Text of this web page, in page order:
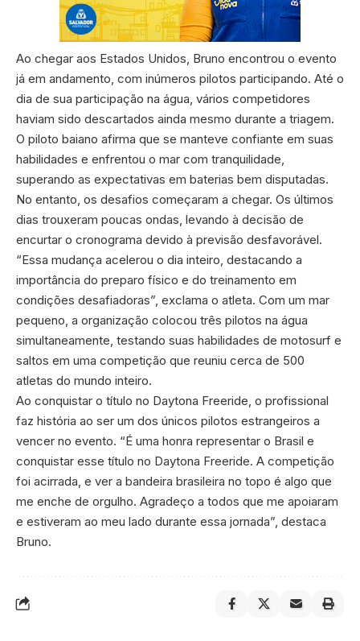
Ao chegar aos Estados Unidos, Bruno encontrou o evento
já em andamento, com inúmeros pilotos participando. Até o
dia de sua participação na água, vários competidores
haviam sido descartados ainda mesmo durante a triagem.
O piloto baiano afirma que se manteve confiante em suas
habilidades e enfrentou o mar com tranquilidade,
superando as expectativas em baterias bem disputadas.
No entanto, os desafios começaram a chegar. Os últimos
dias trouxeram poucas ondas, levando à decisão de
encurtar o cronograma devido à previsão desfavorável.
“Essa mudança acelerou o dia inteiro, destacando a
importância do preparo físico e do treinamento em
condições desafiadoras”, exclama o atleta. Com um mar
pequeno, a organização colocou três pilotos na água
simultaneamente, testando suas habilidades de motosurf e
saltos em uma competição que reuniu cerca de 500
atletas do mundo inteiro.
Ao conquistar o título no Daytona Freeride, o profissional
faz história ao ser um dos únicos pilotos estrangeiros a
vencer no evento. “É uma honra representar o Brasil e
conquistar esse título no Daytona Freeride. A competição
foi acirrada, e ver a bandeira brasileira no topo é algo que
me enche de orgulho. Agradeço a todos que me apoiaram
e estiveram ao meu lado durante essa jornada”, destaca
Bruno.